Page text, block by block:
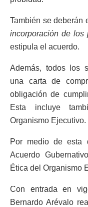
También se deberán
incorporación de los
estipula el acuerdo.
Además, todos los
una carta de
obligación de
Esta incluye
Organismo Ejecutivo.
Por medio de esta
Acuerdo
Ética del Organismo
Con entrada en
Bernardo Arévalo